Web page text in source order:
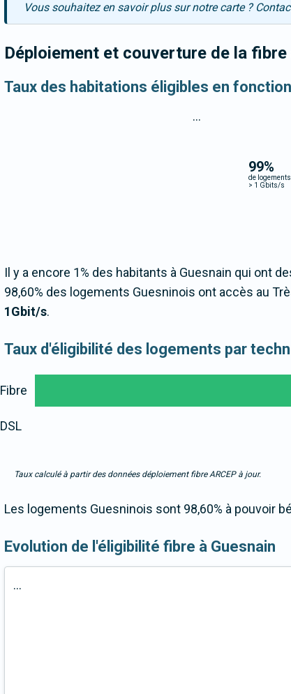
Vous souhaitez en savoir plus sur notre carte ?
Déploiement et couverture de la fibre
Taux des habitations éligibles en
99%
de logements
> 1 Gbits/s
...
Il y a encore 1% des habitants à Guesnain qui ont
98,60% des logements Guesninois ont accès au
1Gbit/s.
Taux d'éligibilité des logements par
Fibre
DSL
Taux calculé à partir des données déploiement fibre ARCEP à jour.
Les logements Guesninois sont 98,60% à pouvoir
Evolution de l'éligibilité fibre à Guesnain
...